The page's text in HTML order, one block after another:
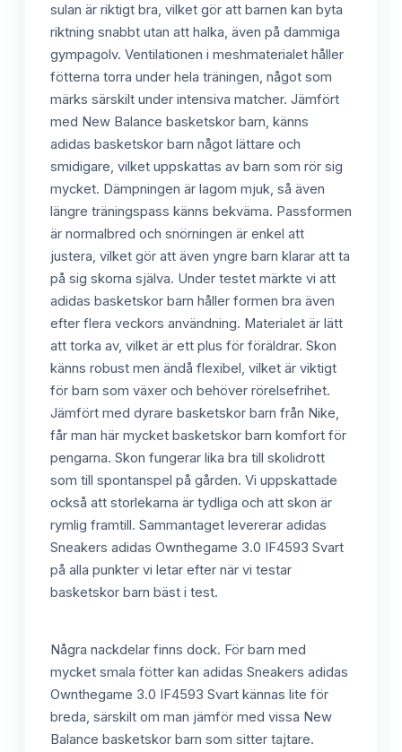
sulan är riktigt bra, vilket gör att barnen kan byta
riktning snabbt utan att halka, även på dammiga
gympagolv. Ventilationen i meshmaterialet håller
fötterna torra under hela träningen, något som
märks särskilt under intensiva matcher. Jämfört
med New Balance basketskor barn, känns
adidas basketskor barn något lättare och
smidigare, vilket uppskattas av barn som rör sig
mycket. Dämpningen är lagom mjuk, så även
längre träningspass känns bekväma. Passformen
är normalbred och snörningen är enkel att
justera, vilket gör att även yngre barn klarar att ta
på sig skorna själva. Under testet märkte vi att
adidas basketskor barn håller formen bra även
efter flera veckors användning. Materialet är lätt
att torka av, vilket är ett plus för föräldrar. Skon
känns robust men ändå flexibel, vilket är viktigt
för barn som växer och behöver rörelsefrihet.
Jämfört med dyrare basketskor barn från Nike,
får man här mycket basketskor barn komfort för
pengarna. Skon fungerar lika bra till skolidrott
som till spontanspel på gården. Vi uppskattade
också att storlekarna är tydliga och att skon är
rymlig framtill. Sammantaget levererar adidas
Sneakers adidas Ownthegame 3.0 IF4593 Svart
på alla punkter vi letar efter när vi testar
basketskor barn bäst i test.
Några nackdelar finns dock. För barn med
mycket smala fötter kan adidas Sneakers adidas
Ownthegame 3.0 IF4593 Svart kännas lite för
breda, särskilt om man jämför med vissa New
Balance basketskor barn som sitter tajtare.